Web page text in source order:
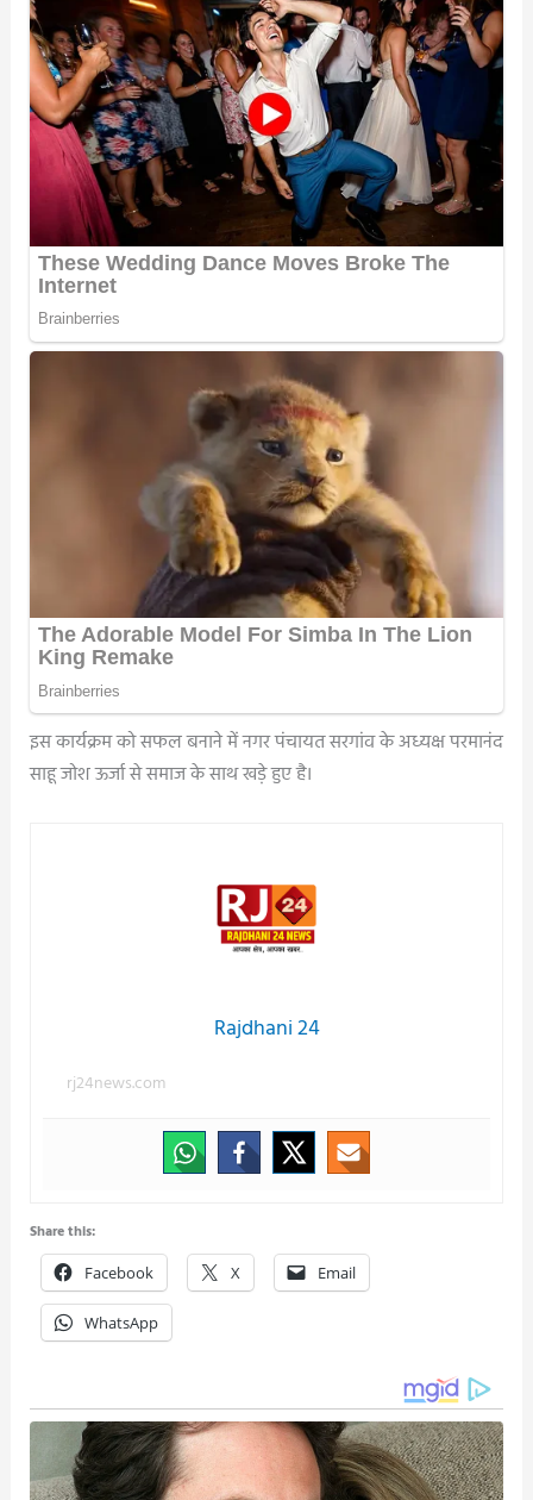
इस कार्यक्रम को सफल बनाने में नगर पंचायत सरगांव के अध्यक्ष परमानंद
साहू जोश ऊर्जा से समाज के साथ खड़े हुए है।
Rajdhani 24
rj24news.com
Share this:
Facebook X Email
WhatsApp